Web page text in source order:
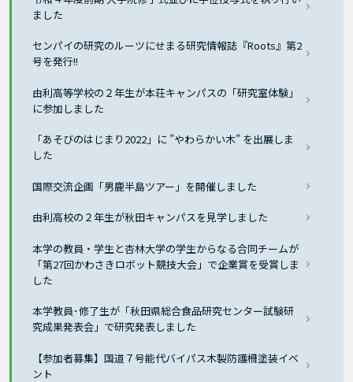
ました
センパイの研究のルーツにせまる研究情報誌『Roots』第2
号を発行!!
由利高等学校の２年生が本荘キャンパスの「研究室体験」
に参加しました
「あそびのはじまり2022」に ”やわらかい木” を出展しま
した
国際交流企画「男鹿半島ツアー」を開催しました
由利高校の２年生が秋田キャンパスを見学しました
本学の教員・学生と杏林大学の学生からなる合同チームが
「第27回かわさきロボット競技大会」で企業賞を受賞しま
した
本学教員･修了生が「秋田県総合食品研究センター試験研
究成果発表会」で研究発表しました
【参加者募集】国道７号能代バイパス木製防護柵塗装イベ
ント